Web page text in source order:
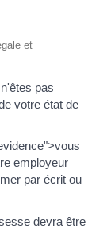
et
pas
votre état de
employeur
par écrit ou
devra être